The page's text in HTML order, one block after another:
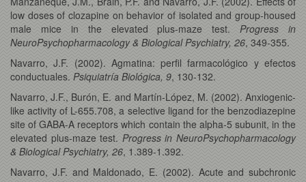
low doses of clozapine on behavior of isolated and group-housed
male mice in the elevated plus-maze test. Progress in
NeuroPsychopharmacology & Biological Psychiatry, 26, 349-355.
Navarro, J.F. (2002). Agmatina: perfil farmacológico y efectos
conductuales. Psiquiatría Biológica, 9, 130-132.
Navarro, J.F., Burón, E. and Martín-López, M. (2002). Anxiogenic-
like activity of L-655.708, a selective ligand for the benzodiazepine
site of GABA-A receptors which contain the alpha-5 subunit, in the
elevated plus-maze test. Progress in NeuroPsychopharmacology
& Biological Psychiatry, 26, 1.389-1.392.
Navarro, J.F. and Maldonado, E. (2002). Acute and subchronic